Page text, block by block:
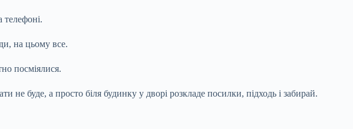
на цьому все.
посміялися.
не буде, а просто біля будинку у дворі розкладе посилки, підходь і забирай.